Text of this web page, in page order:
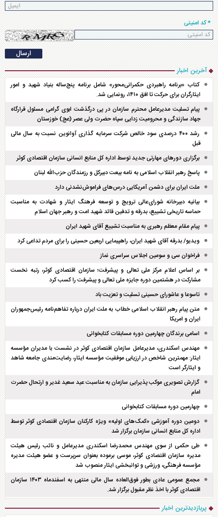
* کد امنیتی
آخرین اخبار
کتاب «برنامه راهبردی حکمرانی‌محور» شامل برنامه پنج‌ساله بنیاد شهید و امور
ایثارگران برای حرکت تا افق ۱۴۱۰، رونمایی شد.
پیام تسلیت مدیرعامل محترم سازمان در پی درگذشت ابوی گرامی مسئول قرارگاه
جهاد سازندگی و محرومیت زدایی سپاه حضرت ولی عصر (عج) خوزستان
رشد ۴۰۰ درصدی سود خالص شرکت سرمایه گذاری آوانوین نسبت به سال مالی
قبل
برگزاری دور‌های مهارتی جدید توسط اداره کل منابع انسانی سازمان اقتصادی کوثر
پاسخ رهبر انقلاب اسلامی به نامه بیعت دبیرکل و رزمندگان حزب‌الله لبنان
ملت ایران برای دشمن آمریکایی درس‌های فراموش‌نشدنی دارد
بیانیه دبیرخانه شورای‌عالی ترویج و توسعه فرهنگ ایثار و شهادت به مناسبت
حماسه تاریخی تشییع، بدرقه و تدفین قائد شهید امت و رهبر جهان اسلام
پیام مقام معظم رهبری به مناسبت تشییع آقای شهید ایران
ویدیو/ بدرقه آقای شهید ایران، راهپیمایی اربعین حسینی را برای مردم تداعی کرد
فراخوان سی و سومین اجلاس سراسری نماز
بر اساس اعلام مرکز ملی تعالی و پیشرفت؛ سازمان اقتصادی کوثر، رتبه نخست
مشارکت در هشتمین دوره جایزه ملی تعالی و پیشرفت را کسب کرد
تاسوعا و عاشورای حسینی تسلیت و تعزیت باد
متن پیام رهبر انقلاب اسلامی خطاب به ملت ایران درباره تفاهم‌نامه رئیس‌جمهوران
ایران و امریکا
اسامی برندگان چهارمین دوره مسابقات کتابخوانی
مهندس اسکندری، مدیرعامل سازمان اقتصادی کوثر در نشست با مدیران مؤسسه
ایثار: مهمترین شاخص در ارزیابی موفقیت مؤسسه ایثار، رضایت‌مندی جامعه شاهد
و ایثارگر است
گزارش تصویری موکب پذیرایی سازمان به مناسبت عید سعید غدیر و ارتحال حضرت
امام
چهارمین دوره مسابقات کتابخوانی
دومین دوره آموزشی «کمک‌های اولیه» ویژه کارکنان سازمان اقتصادی کوثر توسط
اداره کل منابع انسانی سازمان برگزار شد
طی حکمی از سوی مهندس محمدرضا اسکندری مدیرعامل و نائب رئیس هیئت
مدیره سازمان اقتصادی کوثر، موسی برموده بعنوان سرپرست و عضو هیئت مدیره
مؤسسه فرهنگی، ورزشی و توانبخشی ایثار منصوب شد
مجمع عمومی عادی بطور فوق‌العاده سال مالی منتهی به اسفند‌ماه ۱۴۰۳ سازمان
اقتصادی کوثر با اخذ نظر مقبول برگزار شد.
پربازدیدترین اخبار